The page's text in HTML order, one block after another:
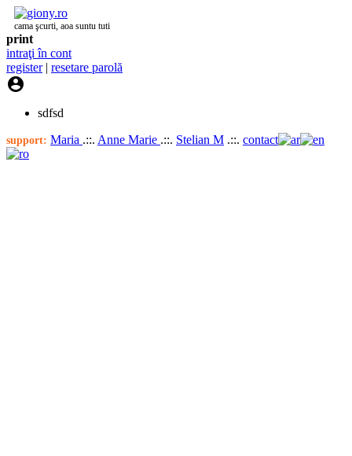
cama şcurti, aoa suntu tuti
print
intraţi în cont
register| resetare parolă

sdfsd
support: Maria .::. Anne Marie .::. Stelian M .::. contact